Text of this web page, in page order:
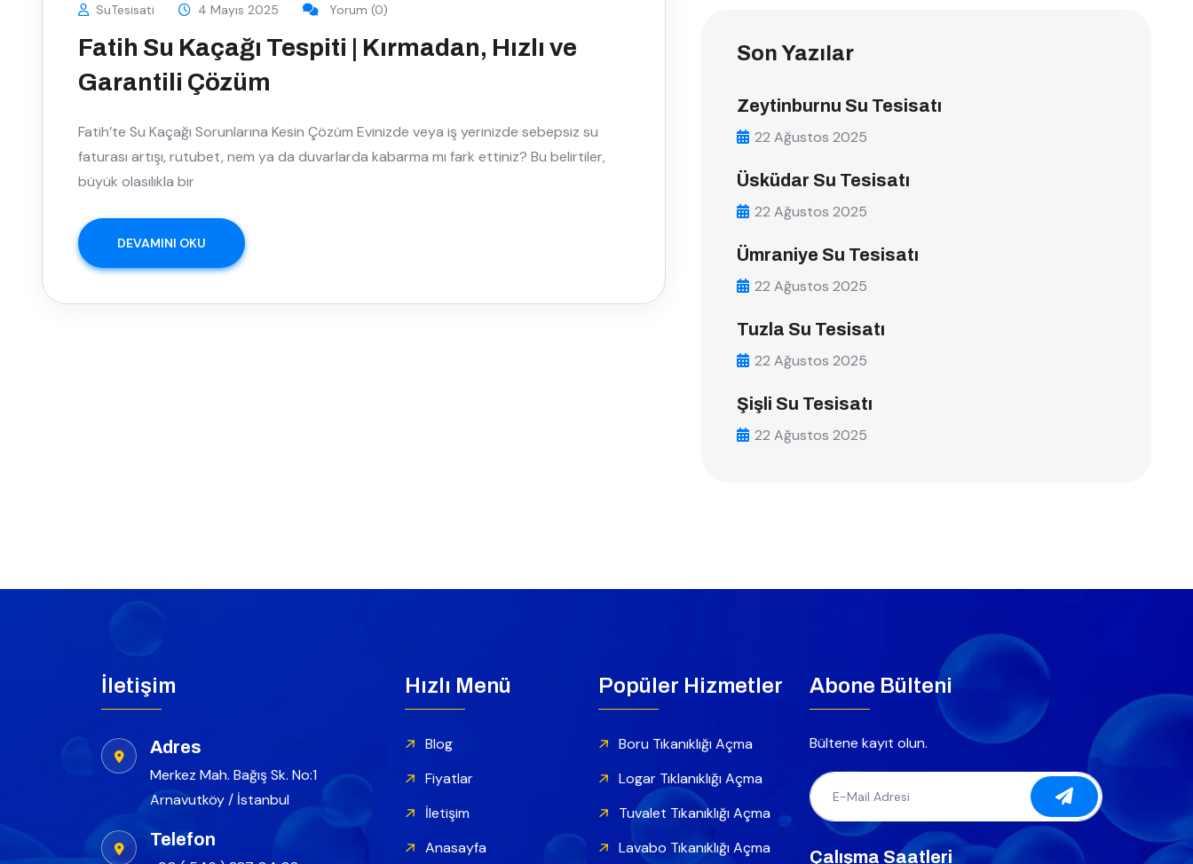
SuTesisati 4 Mayıs 2025 Yorum (0)
Fatih Su Kaçağı Tespiti | Kırmadan, Hızlı ve
Garantili Çözüm
Fatih’te Su Kaçağı Sorunlarına Kesin Çözüm Evinizde veya iş yerinizde sebepsiz su
faturası artışı, rutubet, nem ya da duvarlarda kabarma mı fark ettiniz? Bu belirtiler,
büyük olasılıkla bir
DEVAMINI OKU
Son Yazılar
Zeytinburnu Su Tesisatı
22 Ağustos 2025
Üsküdar Su Tesisatı
22 Ağustos 2025
Ümraniye Su Tesisatı
22 Ağustos 2025
Tuzla Su Tesisatı
22 Ağustos 2025
Şişli Su Tesisatı
22 Ağustos 2025
İletişim
Adres
Merkez Mah. Bağış Sk. No:1
Arnavutköy / İstanbul
Telefon
Hızlı Menü
Blog
Fiyatlar
İletişim
Anasayfa
Popüler Hizmetler
Boru Tıkanıklığı Açma
Logar Tıklanıklığı Açma
Tuvalet Tıkanıklığı Açma
Lavabo Tıkanıklığı Açma
Abone Bülteni
Bültene kayıt olun.
Çalışma Saatleri